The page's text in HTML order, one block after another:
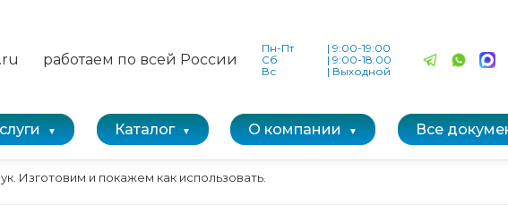
работаем по всей России
Пн-Пт | 9:00-19:00
Сб
| 9:00-18:00
Вс
| Выходной
Каталог О компании Все
Изготовим и покажем как использовать.